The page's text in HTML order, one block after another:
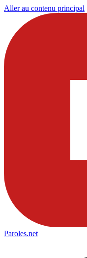
Aller au contenu principal
Paroles.net